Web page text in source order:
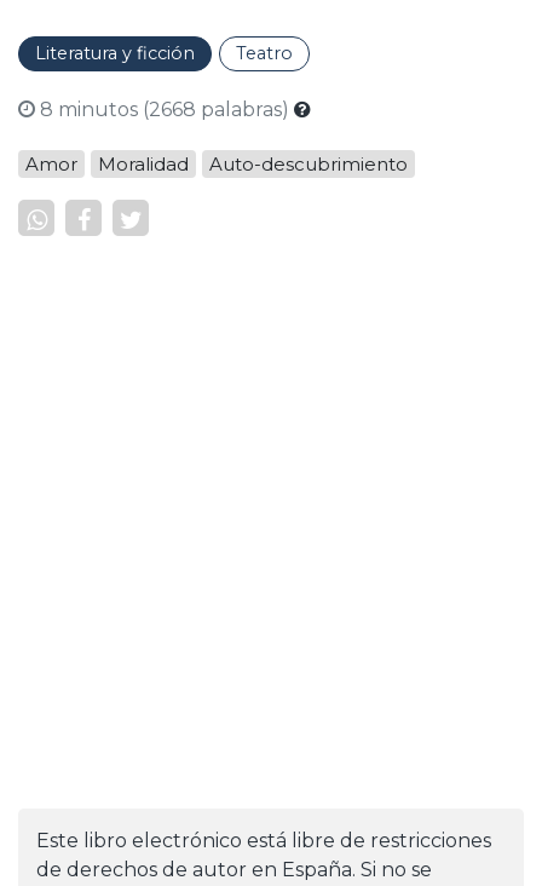
Literatura y ficción Teatro
8 minutos (2668 palabras)
Amor Moralidad Auto-descubrimiento
Este libro electrónico está libre de restricciones
de derechos de autor en España. Si no se